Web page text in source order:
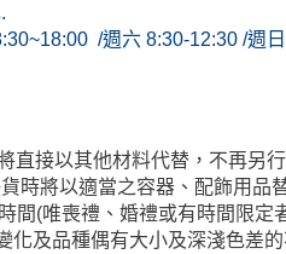
/週六 8:30-12:30 /週
直接以其他材料代替，不再另
時將以適當之容器、配飾用品
間(唯喪禮、婚禮或有時間限定
及品種偶有大小及深淺色差